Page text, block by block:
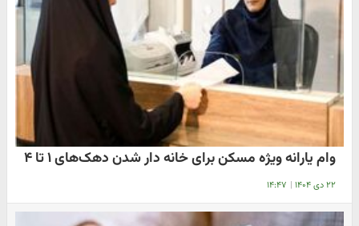
وام یارانه ویژه مسکن برای خانه دار شدن دهک‌های ۱ تا ۴
۲۲ دی ۱۴۰۴ | ۱۴:۴۷